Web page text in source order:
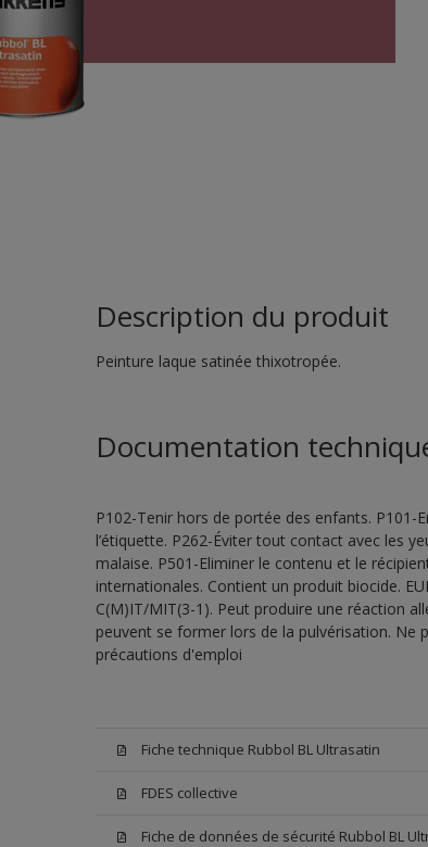
Description du produit
Peinture laque satinée thixotropée.
Documentation
P102-Tenir hors de portée des enfants. P101-
l’étiquette. P262-Éviter tout contact avec les
malaise. P501-Eliminer le contenu et le
internationales. Contient un produit biocide.
C(M)IT/MIT(3-1). Peut produire une réaction
peuvent se former lors de la pulvérisation. Ne
précautions d'emploi
Fiche technique Rubbol BL Ultrasatin
FDES collective
Fiche de données de sécurité Rubbol BL